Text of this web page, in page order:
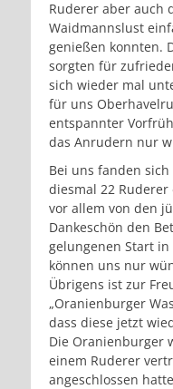
Ruderer aber auch
Waidmannslust
genießen konnten.
sorgten für
sich wieder mal
für uns
entspannter
das Anrudern nur
Bei uns fanden
diesmal 22
vor allem von den
Dankeschön den
gelungenen Start
können uns nur
Übrigens ist zur
„Oranienburger
dass diese jetzt
Die Oranienburger
einem Ruderer
angeschlossen